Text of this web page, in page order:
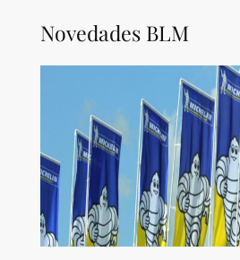
Novedades BLM